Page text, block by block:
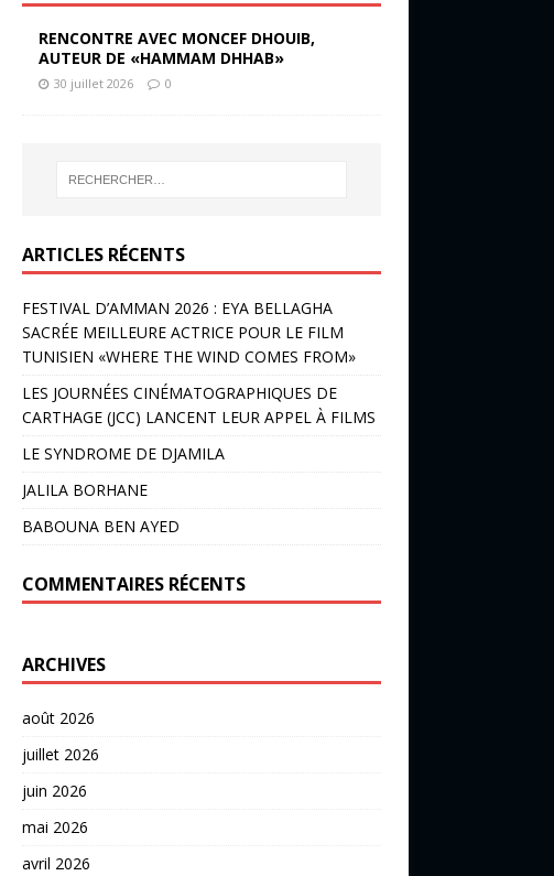
RENCONTRE AVEC MONCEF DHOUIB,
AUTEUR DE «HAMMAM DHHAB»
30 juillet 2026 0
ARTICLES RÉCENTS
FESTIVAL D’AMMAN 2026 : EYA BELLAGHA
SACRÉE MEILLEURE ACTRICE POUR LE FILM
TUNISIEN «WHERE THE WIND COMES FROM»
LES JOURNÉES CINÉMATOGRAPHIQUES DE
CARTHAGE (JCC) LANCENT LEUR APPEL À FILMS
LE SYNDROME DE DJAMILA
JALILA BORHANE
BABOUNA BEN AYED
COMMENTAIRES RÉCENTS
ARCHIVES
août 2026
juillet 2026
juin 2026
mai 2026
avril 2026